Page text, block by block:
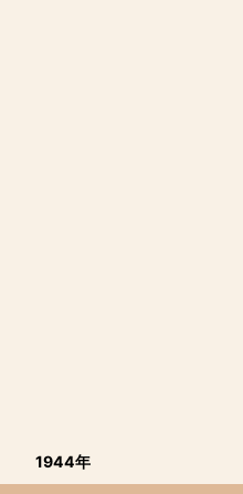
1944年